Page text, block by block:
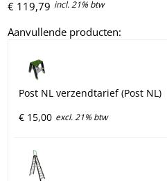
€ 119,79 incl. 21% btw
Aanvullende producten:
Post NL verzendtarief (Post NL)
€ 15,00 excl. 21% btw